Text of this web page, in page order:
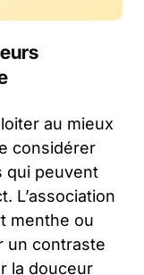
au mieux
considérer
qui peuvent
L’association
menthe ou
un contraste
la douceur